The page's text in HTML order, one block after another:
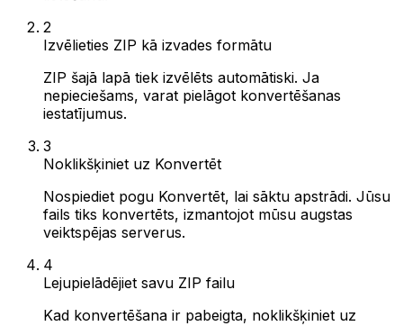
2
Izvēlieties ZIP kā izvades formātu
ZIP šajā lapā tiek izvēlēts automātiski. Ja
nepieciešams, varat pielāgot konvertēšanas
iestatījumus.
3
Noklikšķiniet uz Konvertēt
Nospiediet pogu Konvertēt, lai sāktu apstrādi. Jūsu
fails tiks konvertēts, izmantojot mūsu augstas
veiktspējas serverus.
4
Lejupielādējiet savu ZIP failu
Kad konvertēšana ir pabeigta, noklikšķiniet uz